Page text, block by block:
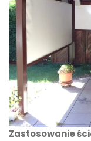
Zastosowanie